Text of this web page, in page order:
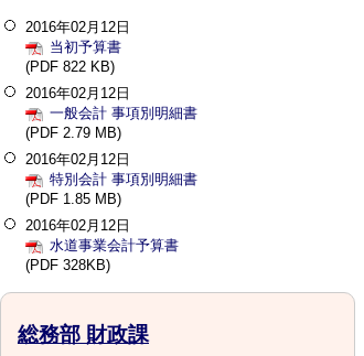
2016年02月12日
当初予算書
(PDF 822 KB)
2016年02月12日
一般会計 事項別明細書
(PDF 2.79 MB)
2016年02月12日
特別会計 事項別明細書
(PDF 1.85 MB)
2016年02月12日
水道事業会計予算書
(PDF 328KB)
総務部 財政課